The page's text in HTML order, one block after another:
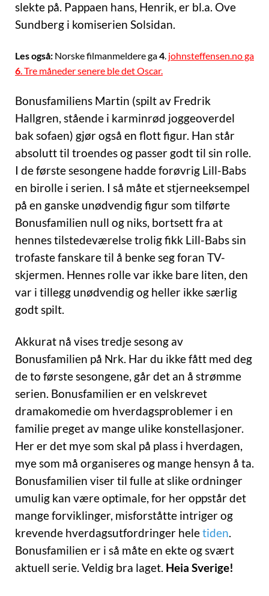
slekte på. Pappaen hans, Henrik, er bl.a. Ove
Sundberg i komiserien Solsidan.
Les også: Norske filmanmeldere ga4. johnsteffensen.no ga
6. Tre måneder senere ble det Oscar.
Bonusfamiliens Martin (spilt av Fredrik
Hallgren, stående i karminrød joggeoverdel
bak sofaen) gjør også en flott figur. Han står
absolutt til troendes og passer godt til sin rolle.
I de første sesongene hadde forøvrig Lill-Babs
en birolle i serien. I så måte et stjerneeksempel
på en ganske unødvendig figur som tilførte
Bonusfamilien null og niks, bortsett fra at
hennes tilstedeværelse trolig fikk Lill-Babs sin
trofaste fanskare til å benke seg foran TV-
skjermen. Hennes rolle var ikke bare liten, den
var i tillegg unødvendig og heller ikke særlig
godt spilt.
Akkurat nå vises tredje sesong av
Bonusfamilien på Nrk. Har du ikke fått med deg
de to første sesongene, går det an å strømme
serien. Bonusfamilien er en velskrevet
dramakomedie om hverdagsproblemer i en
familie preget av mange ulike konstellasjoner.
Her er det mye som skal på plass i hverdagen,
mye som må organiseres og mange hensyn å ta.
Bonusfamilien viser til fulle at slike ordninger
umulig kan være optimale, for her oppstår det
mange forviklinger, misforståtte intriger og
krevende hverdagsutfordringer heletiden.
Bonusfamilien er i så måte en ekte og svært
aktuell serie. Veldig bra laget. Heia Sverige!